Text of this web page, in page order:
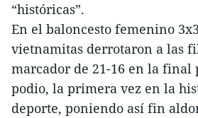
“históricas”.
En el baloncesto femenino
vietnamitas derrotaron a las
marcador de 21-16 en la final
podio, la primera vez en la
deporte, poniendo así fin